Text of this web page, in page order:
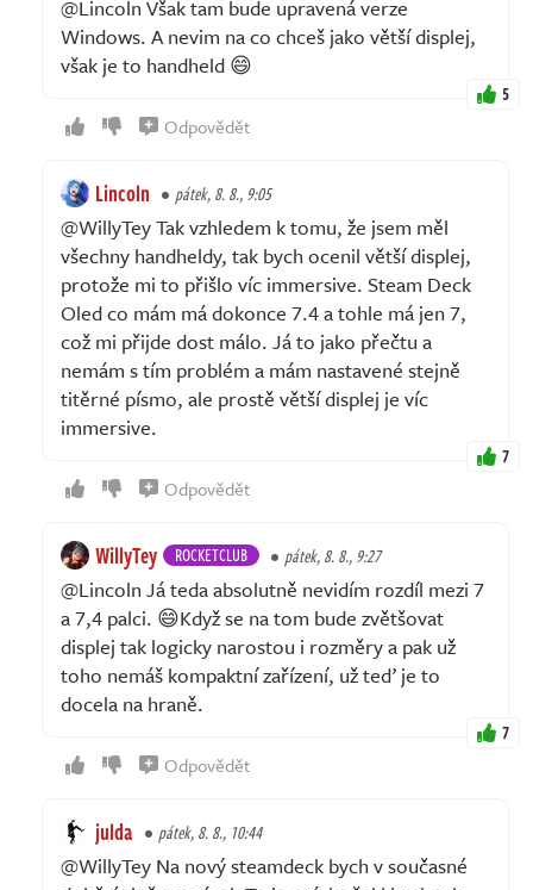
@Lincoln Však tam bude upravená verze
Windows. A nevim na co chceš jako větší displej,
však je to handheld 😄
5
Odpovědět
Lincoln pátek, 8. 8., 9:05
@WillyTey Tak vzhledem k tomu, že jsem měl
všechny handheldy, tak bych ocenil větší displej,
protože mi to přišlo víc immersive. Steam Deck
Oled co mám má dokonce 7.4 a tohle má jen 7,
což mi přijde dost málo. Já to jako přečtu a
nemám s tím problém a mám nastavené stejně
titěrné písmo, ale prostě větší displej je víc
immersive.
7
Odpovědět
WillyTey ROCKETCLUB pátek, 8. 8., 9:27
@Lincoln Já teda absolutně nevidím rozdíl mezi 7
a 7,4 palci. 😄Když se na tom bude zvětšovat
displej tak logicky narostou i rozměry a pak už
toho nemáš kompaktní zařízení, už teď je to
docela na hraně.
7
Odpovědět
julda pátek, 8. 8., 10:44
@WillyTey Na nový steamdeck bych v současné